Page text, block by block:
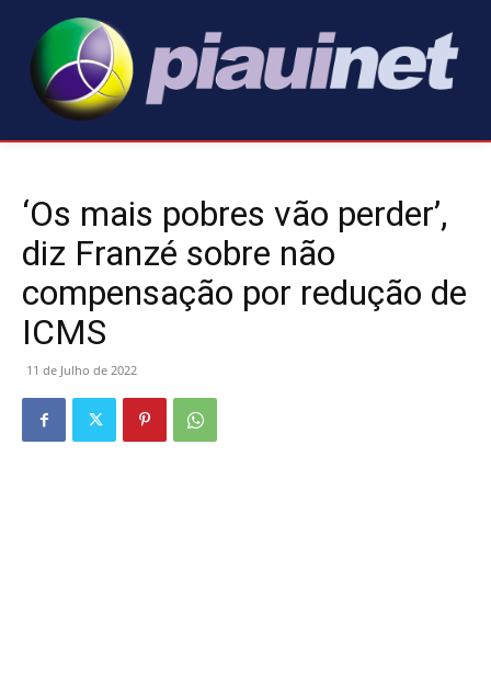
‘Os mais pobres vão perder’,
diz Franzé sobre não
compensação por redução de
ICMS
11 de Julho de 2022